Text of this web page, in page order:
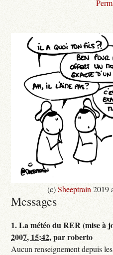
(c)Sheeptrain 2019
Messages
1.La météo du RER (mise à
2007, 15:42,parroberto
Aucun renseignement depuis